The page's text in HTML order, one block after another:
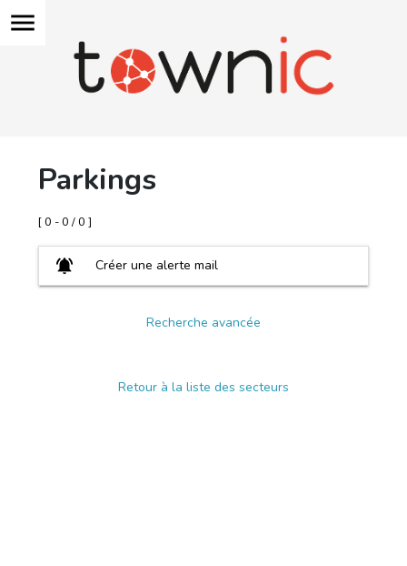
menu
Parkings
[ 0 - 0 / 0 ]
notifications_active Créer une alerte mail
Recherche avancée
Retour à la liste des secteurs